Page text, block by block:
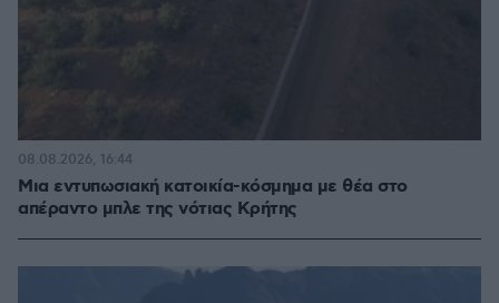
Μια εντυπωσιακή κατοικία-κόσμημα με θέα στο
απέραντο μπλε της νότιας Κρήτης
08.08.2026, 16:44